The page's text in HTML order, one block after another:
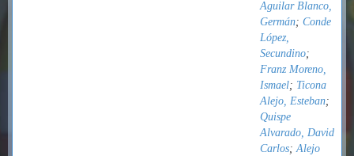
Aguilar Blanco,
Germán; Conde
López,
Secundino;
Franz Moreno,
Ismael; Ticona
Alejo, Esteban;
Quispe
Alvarado, David
Carlos;Alejo